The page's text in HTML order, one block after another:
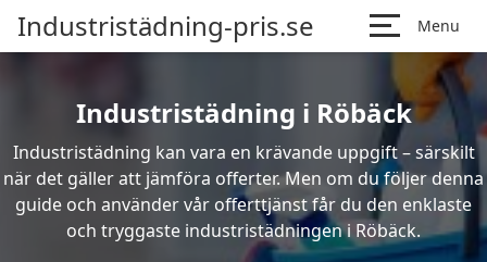
Industristädning-pris.se Menu
Industristädning i Röbäck
Industristädning kan vara en krävande uppgift – särskilt
när det gäller att jämföra offerter. Men om du följer denna
guide och använder vår offerttjänst får du den enklaste
och tryggaste industristädningen i Röbäck.